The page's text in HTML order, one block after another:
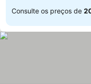
Consulte os preços de